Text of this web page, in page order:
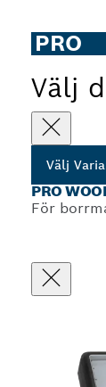
PRO
Välj
Välj
PRO
För